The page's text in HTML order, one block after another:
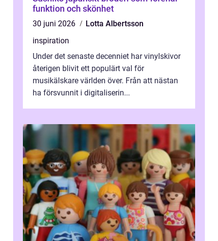
funktion och skönhet
30 juni 2026
Lotta Albertsson
inspiration
Under det senaste decenniet har vinylskivor
återigen blivit ett populärt val för
musikälskare världen över. Från att nästan
ha försvunnit i digitaliserin...